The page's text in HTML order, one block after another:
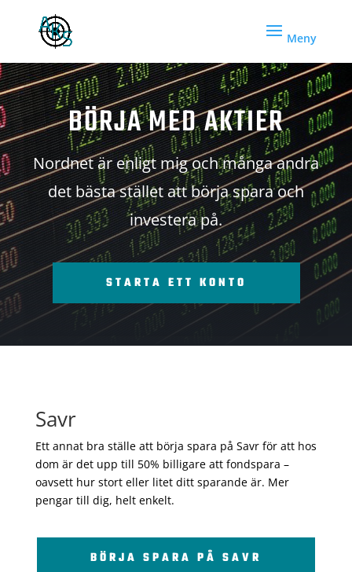
BÖRJA MED AKTIER
Nordnet är enligt mig och många andra
det bästa stället att börja spara och
investera på.
STARTA ETT KONTO
Savr
Ett annat bra ställe att börja spara på Savr för att hos
dom är det upp till 50% billigare att fondspara –
oavsett hur stort eller litet ditt sparande är. Mer
pengar till dig, helt enkelt.
BÖRJA SPARA PÅ SAVR